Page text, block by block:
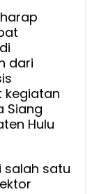
dari
kegiatan
Siang
Hulu
salah satu